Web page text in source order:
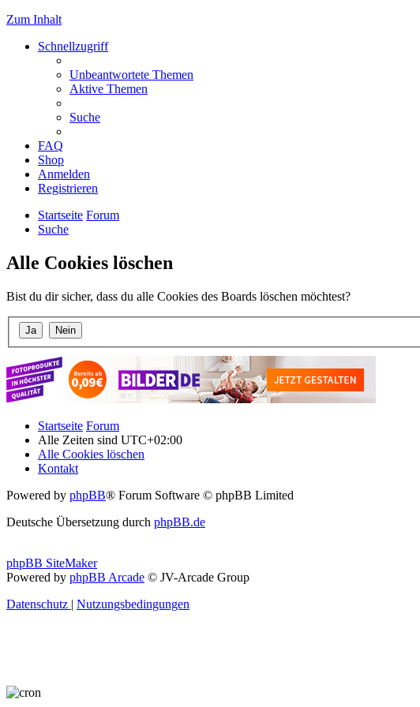
Zum Inhalt
Schnellzugriff
Unbeantwortete Themen
Aktive Themen
Suche
FAQ
Shop
Anmelden
Registrieren
Startseite Forum
Suche
Alle Cookies löschen
Bist du dir sicher, dass du alle Cookies des Boards löschen möchtest?
Startseite Forum
Alle Zeiten sind UTC+02:00
Alle Cookies löschen
Kontakt
Powered by phpBB® Forum Software © phpBB Limited
Deutsche Übersetzung durch phpBB.de
phpBB SiteMaker
Powered by phpBB Arcade © JV-Arcade Group
Datenschutz | Nutzungsbedingungen